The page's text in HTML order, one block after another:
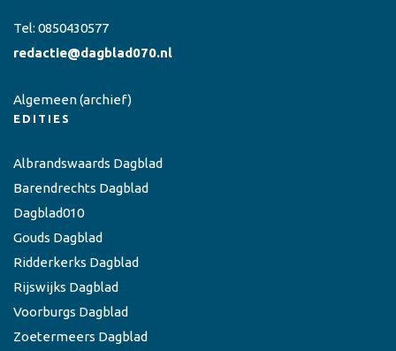
Tel: 0850430577
redactie@dagblad070.nl
Algemeen(archief)
EDITIES
Albrandswaards Dagblad
Barendrechts Dagblad
Dagblad010
Gouds Dagblad
Ridderkerks Dagblad
Rijswijks Dagblad
Voorburgs Dagblad
Zoetermeers Dagblad